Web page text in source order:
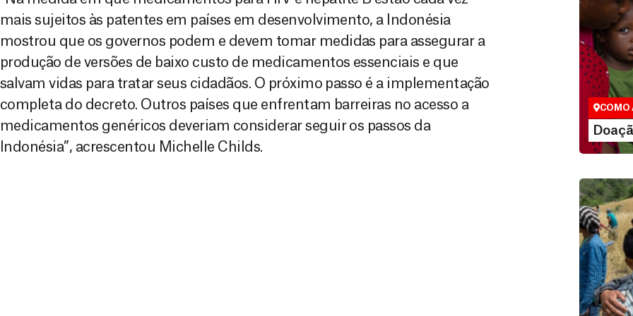
mais sujeitos às patentes em países em desenvolvimento, a Indonésia
mostrou que os governos podem e devem tomar medidas para assegurar a
produção de versões de baixo custo de medicamentos essenciais e que
salvam vidas para tratar seus cidadãos. O próximo passo é a implementação
completa do decreto. Outros países que enfrentam barreiras no acesso a
medicamentos genéricos deveriam considerar seguir os passos da
Indonésia”, acrescentou Michelle Childs.
Doação
São as
que nos
vidas em
COMO